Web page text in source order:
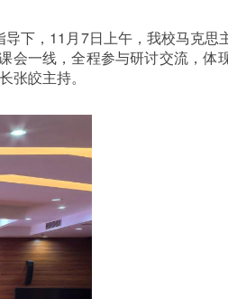
导下， 11 月7日上午，我校马克思
会一线，全程参与研讨交流，体
皎主持。